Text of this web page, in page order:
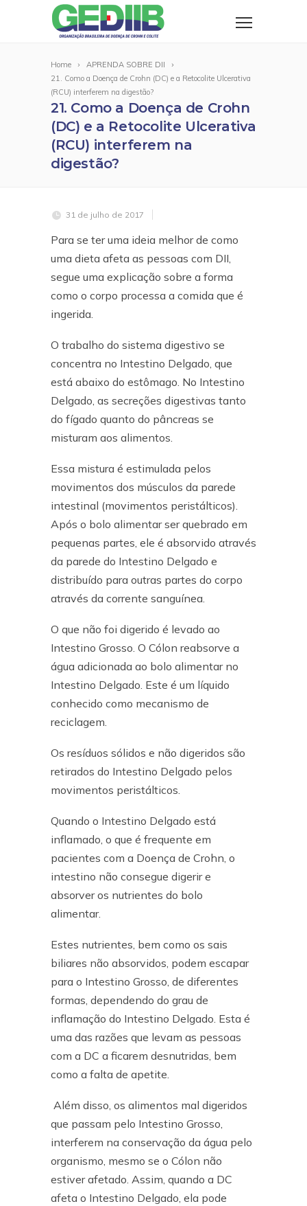
Home
APRENDA SOBRE DII
21. Como a Doença de Crohn (DC) e a Retocolite Ulcerativa
(RCU) interferem na digestão?
21. Como a Doença de Crohn
(DC) e a Retocolite Ulcerativa
(RCU) interferem na
digestão?
31 de julho de 2017
Para se ter uma ideia melhor de como
uma dieta afeta as pessoas com DII,
segue uma explicação sobre a forma
como o corpo processa a comida que é
ingerida.
O trabalho do sistema digestivo se
concentra no Intestino Delgado, que
está abaixo do estômago. No Intestino
Delgado, as secreções digestivas tanto
do fígado quanto do pâncreas se
misturam aos alimentos.
Essa mistura é estimulada pelos
movimentos dos músculos da parede
intestinal (movimentos peristálticos).
Após o bolo alimentar ser quebrado em
pequenas partes, ele é absorvido através
da parede do Intestino Delgado e
distribuído para outras partes do corpo
através da corrente sanguínea.
O que não foi digerido é levado ao
Intestino Grosso. O Cólon reabsorve a
água adicionada ao bolo alimentar no
Intestino Delgado. Este é um líquido
conhecido como mecanismo de
reciclagem.
Os resíduos sólidos e não digeridos são
retirados do Intestino Delgado pelos
movimentos peristálticos.
Quando o Intestino Delgado está
inflamado, o que é frequente em
pacientes com a Doença de Crohn, o
intestino não consegue digerir e
absorver os nutrientes do bolo
alimentar.
Estes nutrientes, bem como os sais
biliares não absorvidos, podem escapar
para o Intestino Grosso, de diferentes
formas, dependendo do grau de
inflamação do Intestino Delgado. Esta é
uma das razões que levam as pessoas
com a DC a ficarem desnutridas, bem
como a falta de apetite.
Além disso, os alimentos mal digeridos
que passam pelo Intestino Grosso,
interferem na conservação da água pelo
organismo, mesmo se o Cólon não
estiver afetado. Assim, quando a DC
afeta o Intestino Delgado, ela pode